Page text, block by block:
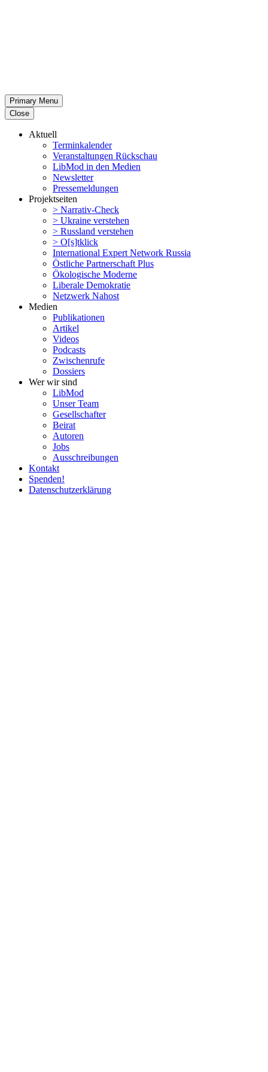
Primary Menu
Close
Aktuell
Termin­ka­lender
Veran­stal­tungen Rückschau
LibMod in den Medien
Newsletter
Presse­mel­dungen
Projekt­seiten
> Narrativ-Check
> Ukraine verstehen
> Russland verstehen
> O[s]tklick
Inter­na­tional Expert Network Russia
Östliche Partner­schaft Plus
Ökolo­gische Moderne
Liberale Demokratie
Netzwerk Nahost
Medien
Publi­ka­tionen
Artikel
Videos
Podcasts
Zwischenrufe
Dossiers
Wer wir sind
LibMod
Unser Team
Gesell­schafter
Beirat
Autoren
Jobs
Ausschrei­bungen
Kontakt
Spenden!
Daten­schutz­er­klärung